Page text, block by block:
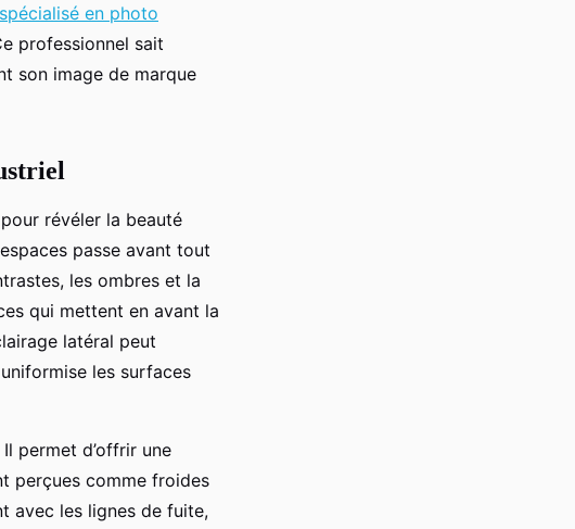
en photo
professionnel sait
son image de marque
révéler la beauté
passe avant tout
les ombres et la
qui mettent en avant la
latéral peut
les surfaces
permet d’offrir une
perçues comme froides
avec les lignes de fuite,